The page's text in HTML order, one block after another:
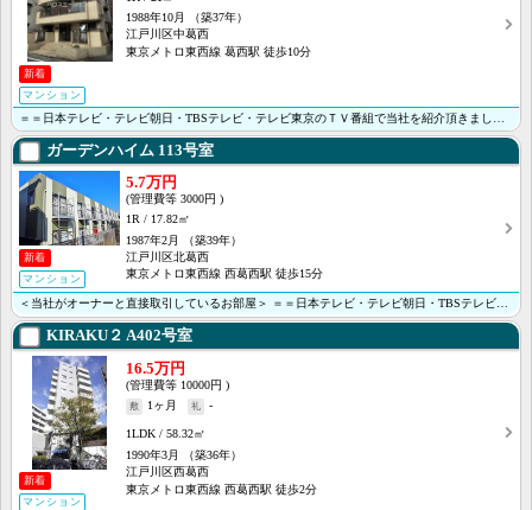
新着
マンション
1988年10月
（築37年）
江戸川区中葛西
東京メトロ東西線 葛西駅 徒歩10分
＝＝日本テレビ・テレビ朝日・TBSテレビ・テレビ東京のＴＶ番組で当社を紹介頂きました＝＝ ＜＜オンラ･･･
ガーデンハイム 113号室
新着
マンション
5.7万円
3000円
1R
17.82㎡
1987年2月
（築39年）
江戸川区北葛西
東京メトロ東西線 西葛西駅 徒歩15分
＜当社がオーナーと直接取引しているお部屋＞ ＝＝日本テレビ・テレビ朝日・TBSテレビ・テレビ東京のＴ･･･
KIRAKU２ A402号室
新着
マンション
16.5万円
10000円
1ヶ月
-
1LDK
58.32㎡
1990年3月
（築36年）
江戸川区西葛西
東京メトロ東西線 西葛西駅 徒歩2分